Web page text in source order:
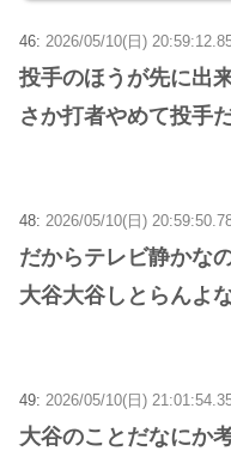
46: 2026/05/10(日)
投手のほうが先に出
さか打者やめて投手
48: 2026/05/10(日)
だからテレビ静かな
大谷大谷しとらんよ
49: 2026/05/10(日)
大谷のことだなにか